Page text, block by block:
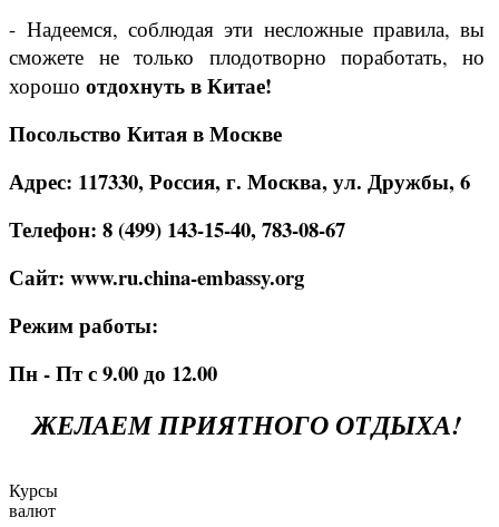
- Надеемся, соблюдая эти несложные правила, вы
сможете не только плодотворно поработать, но
хорошоотдохнуть в Китае!
Посольство Китая в Москве
Адрес: 117330, Россия, г. Москва, ул. Дружбы, 6
Телефон: 8 (499) 143-15-40, 783-08-67
Сайт: www.ru.china-embassy.org
Режим работы:
Пн - Пт с 9.00 до 12.00
ЖЕЛАЕМ ПРИЯТНОГО ОТДЫХА!
Курсы
валют